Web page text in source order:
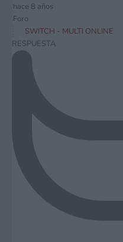
hace 8 años
Foro
SWITCH - MULTI ONLINE
RESPUESTA